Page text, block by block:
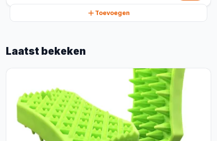
Toevoegen
Laatst bekeken